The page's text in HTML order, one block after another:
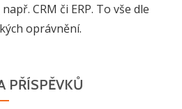
CRM či ERP. To vše dle
oprávnění.
PŘÍSPĚVKŮ